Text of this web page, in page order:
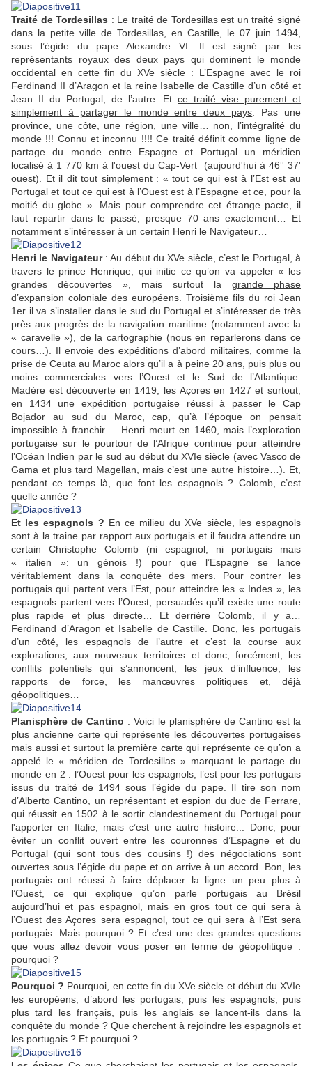
Traité de Tordesillas : Le traité de Tordesillas est un traité signé
dans la petite ville de Tordesillas, en Castille, le 07 juin 1494,
sous l’égide du pape Alexandre VI. Il est signé par les
représentants royaux des deux pays qui dominent le monde
occidental en cette fin du XVe siècle : L’Espagne avec le roi
Ferdinand II d’Aragon et la reine Isabelle de Castille d’un côté et
Jean II du Portugal, de l’autre. Etce traité vise purement et
simplement à partager le monde entre deux pays . Pas une
province, une côte, une région, une ville… non, l’intégralité du
monde !!! Connu et inconnu !!!! Ce traité définit comme ligne de
partage du monde entre Espagne et Portugal un méridien
localisé à 1 770 km à l'ouest du Cap-Vert (aujourd'hui à 46° 37'
ouest). Et il dit tout simplement : « tout ce qui est à l’Est est au
Portugal et tout ce qui est à l’Ouest est à l’Espagne et ce, pour la
moitié du globe ». Mais pour comprendre cet étrange pacte, il
faut repartir dans le passé, presque 70 ans exactement… Et
notamment s’intéresser à un certain Henri le Navigateur…
Henri le Navigateur: Au début du XVe siècle, c’est le Portugal, à
travers le prince Henrique, qui initie ce qu’on va appeler « les
grandes découvertes », mais surtout la grande phase
d’expansion coloniale des européens. Troisième fils du roi Jean
1er il va s’installer dans le sud du Portugal et s’intéresser de très
près aux progrès de la navigation maritime (notamment avec la
« caravelle »), de la cartographie (nous en reparlerons dans ce
cours…). Il envoie des expéditions d’abord militaires, comme la
prise de Ceuta au Maroc alors qu’il a à peine 20 ans, puis plus ou
moins commerciales vers l’Ouest et le Sud de l’Atlantique.
Madère est découverte en 1419, les Açores en 1427 et surtout,
en 1434 une expédition portugaise réussi à passer le Cap
Bojador au sud du Maroc, cap, qu’à l’époque on pensait
impossible à franchir…. Henri meurt en 1460, mais l’exploration
portugaise sur le pourtour de l’Afrique continue pour atteindre
l’Océan Indien par le sud au début du XVIe siècle (avec Vasco de
Gama et plus tard Magellan, mais c’est une autre histoire…). Et,
pendant ce temps là, que font les espagnols ? Colomb, c’est
quelle année ?
Et les espagnols ? En ce milieu du XVe siècle, les espagnols
sont à la traine par rapport aux portugais et il faudra attendre un
certain Christophe Colomb (ni espagnol, ni portugais mais
« italien »: un génois !) pour que l’Espagne se lance
véritablement dans la conquête des mers. Pour contrer les
portugais qui partent vers l’Est, pour atteindre les « Indes », les
espagnols partent vers l’Ouest, persuadés qu’il existe une route
plus rapide et plus directe… Et derrière Colomb, il y a…
Ferdinand d’Aragon et Isabelle de Castille. Donc, les portugais
d’un côté, les espagnols de l’autre et c’est la course aux
explorations, aux nouveaux territoires et donc, forcément, les
conflits potentiels qui s’annoncent, les jeux d’influence, les
rapports de force, les manœuvres politiques et, déjà
géopolitiques…
Planisphère de Cantino : Voici le planisphère de Cantino est la
plus ancienne carte qui représente les découvertes portugaises
mais aussi et surtout la première carte qui représente ce qu’on a
appelé le « méridien de Tordesillas » marquant le partage du
monde en 2 : l’Ouest pour les espagnols, l’est pour les portugais
issus du traité de 1494 sous l’égide du pape. Il tire son nom
d’Alberto Cantino, un représentant et espion du duc de Ferrare,
qui réussit en 1502 à le sortir clandestinement du Portugal pour
l'apporter en Italie, mais c’est une autre histoire... Donc, pour
éviter un conflit ouvert entre les couronnes d’Espagne et du
Portugal (qui sont tous des cousins !) des négociations sont
ouvertes sous l’égide du pape et on arrive à un accord. Bon, les
portugais ont réussi à faire déplacer la ligne un peu plus à
l’Ouest, ce qui explique qu’on parle portugais au Brésil
aujourd’hui et pas espagnol, mais en gros tout ce qui sera à
l’Ouest des Açores sera espagnol, tout ce qui sera à l’Est sera
portugais. Mais pourquoi ? Et c’est une des grandes questions
que vous allez devoir vous poser en terme de géopolitique :
pourquoi ?
Pourquoi ? Pourquoi, en cette fin du XVe siècle et début du XVIe
les européens, d’abord les portugais, puis les espagnols, puis
plus tard les français, puis les anglais se lancent-ils dans la
conquête du monde ? Que cherchent à rejoindre les espagnols et
les portugais ? Et pourquoi ?